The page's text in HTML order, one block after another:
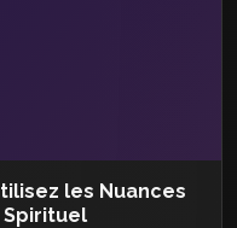
les Nuances
Spirituel